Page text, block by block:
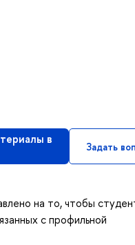
в
Задать
на то, чтобы
с профильной